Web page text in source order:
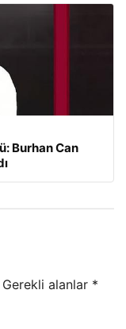
Burhan Can
Gerekli alanlar *